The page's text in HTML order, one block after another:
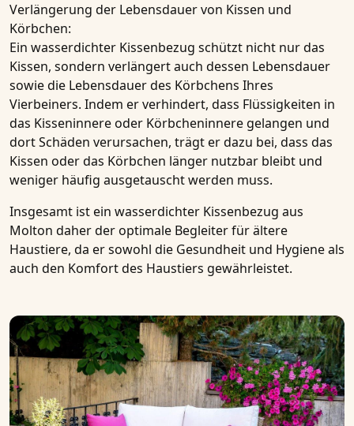
Verlängerung der Lebensdauer von Kissen und
Körbchen:
Ein wasserdichter Kissenbezug schützt nicht nur das
Kissen, sondern verlängert auch dessen Lebensdauer
sowie die Lebensdauer des Körbchens Ihres
Vierbeiners. Indem er verhindert, dass Flüssigkeiten in
das Kisseninnere oder Körbcheninnere gelangen und
dort Schäden verursachen, trägt er dazu bei, dass das
Kissen oder das Körbchen länger nutzbar bleibt und
weniger häufig ausgetauscht werden muss.
Insgesamt ist ein wasserdichter Kissenbezug aus
Molton daher der optimale Begleiter für ältere
Haustiere, da er sowohl die Gesundheit und Hygiene als
auch den Komfort des Haustiers gewährleistet.